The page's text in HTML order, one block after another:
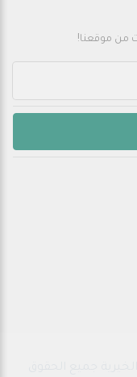
من موقعنا!